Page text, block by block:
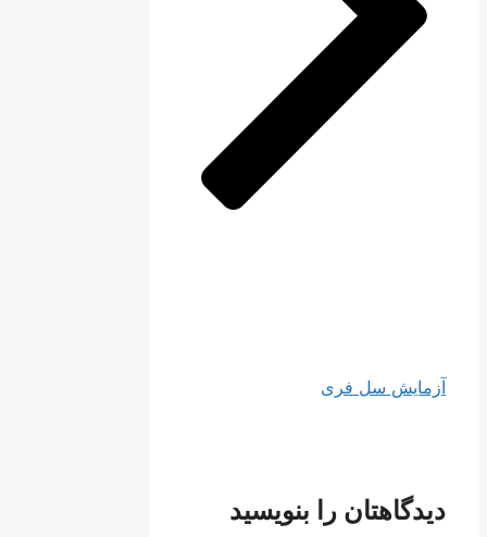
آزمایش سل فری
دیدگاهتان را بنویسید